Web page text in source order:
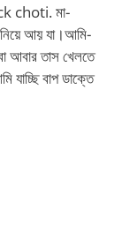
choti. মা-
আয় যা।আমি-
আবার তাস খেলতে
বাপ ডাক্তে